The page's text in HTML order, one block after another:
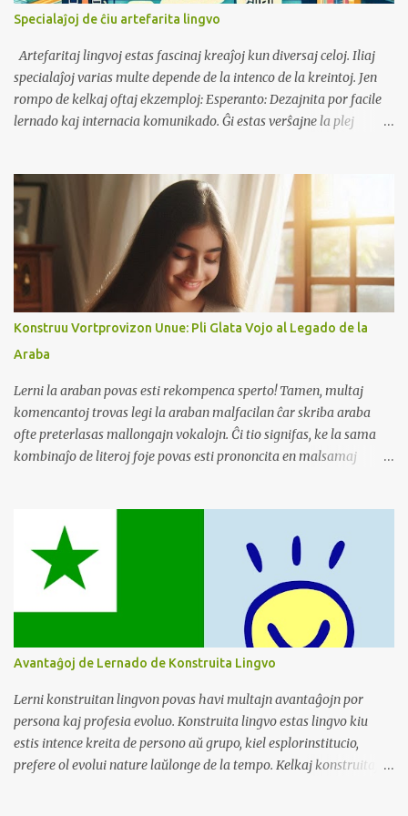
fulmkartojn (Anki, Quizlet) kun bildoj de objektoj kaj frazoj.
Rigardu filmetojn kun subtekstoj en la cela lingvo, poste provu sen
subtekstoj. Komencu malgrandskale, tenu ĝin amuza, kaj via
ŝatokupo gvidos vian lingvan progreson.
Specialaĵoj de ĉiu artefarita lingvo
Artefaritaj lingvoj estas fascinaj kreaĵoj kun diversaj celoj. Iliaj
specialaĵoj varias multe depende de la intenco de la kreintoj. Jen
rompo de kelkaj oftaj ekzemploj: Esperanto: Dezajnita por facile
lernado kaj internacia komunikado. Ĝi estas verŝajne la plej
maksimuman internacian vortprovizon. Klingona: Dezajnita por
soni fremda kaj kulture aparta, kun kompleksa gramatiko kaj
unika fonologio. Loĵbano: Dezajnita por logika precizeco kaj por
minimumigi ambiguecon. Sambahsa: Dezajnita kiel internacia
helplingvo temiganta simplecon kaj neŭtralecon, desegnante
vortprovizon kaj gramatikon de hindoeŭropa kiel modifite
surbaze de ofta moderna uzokutimo. Interslava: Destinita por
komunikado inter parolantoj de malsamaj slavaj lingvoj. Ĝia celo
estas ebligi pli facilan komunikadon ene de la slava lingvofamilio.
Latino sine Flexione: Dezajnita kiel simpligita formo de l...
Konstruu Vortprovizon Unue: Pli Glata Vojo al Legado de la
Araba
Lerni la araban povas esti rekompenca sperto! Tamen, multaj
komencantoj trovas legi la araban malfacilan ĉar skriba araba
ofte preterlasas mallongajn vokalojn. Ĉi tio signifas, ke la sama
kombinaĵo de literoj foje povas esti prononcita en malsamaj
vortojn kaj iliajn signifojn. Ĉi tio donos al vi solidan bazon kiam vi
komencos legi. Post kiam vi havas bonan komprenon de
vortprovizo, vi povos rekoni vortojn pli facile, eĉ sen la vokaloj.
Pensu pri ĝi kiel solvante enigmon. Koni la pecojn (vortprovizo)
multe pli facilas eltrovi la kompletan bildon (legado). Kiam vi
vidas vorton, kiun vi rekonas, vi povos diveni la mankantajn
vokalojn laŭ kunteksto kaj via ekzistanta scio. Ne malkuraĝiĝu se
legado ŝajnas malfacila komence. Komencu per mallongaj,
simplaj tekstoj kaj iom post iom pliigu la kompleksecon. Kun forta
vortprovizo kaj konsekvenca praktiko, vi tuj legos la arab...
Avantaĝoj de Lernado de Konstruita Lingvo
Lerni konstruitan lingvon povas havi multajn avantaĝojn por
persona kaj profesia evoluo. Konstruita lingvo estas lingvo kiu
estis intence kreita de persono aŭ grupo, kiel esplorinstitucio,
prefere ol evolui nature laŭlonge de la tempo. Kelkaj konstruitaj